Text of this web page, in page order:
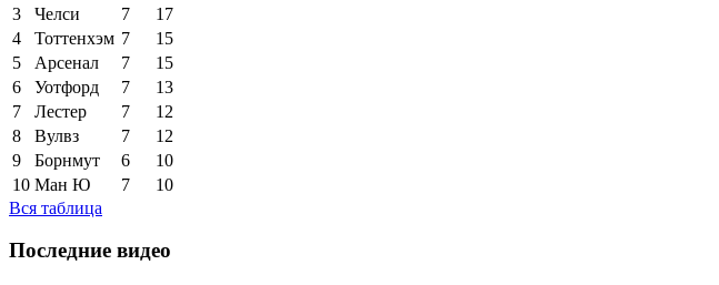
3
Челси 7
17
4
Тоттенхэм 7
15
5
Арсенал 7
15
6
Уотфорд 7
13
7
Лестер 7
12
8
Вулвз 7
12
9
Борнмут 6
10
10 Ман Ю 7
10
Вся таблица
Последние видео